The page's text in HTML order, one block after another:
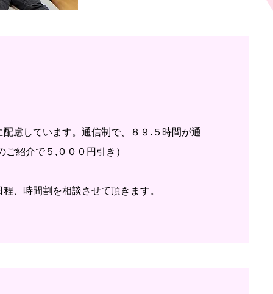
慮しています。通信制で、８９.５時間が通
紹介で５,０００円引き）
、時間割を相談させて頂きます。